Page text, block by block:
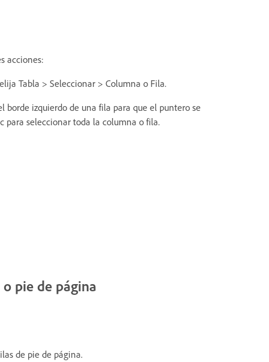
acciones:
Tabla > Seleccionar > Columna o Fila.
borde izquierdo de una fila para que el puntero se
para seleccionar toda la columna o fila.
pie de página
de pie de página.